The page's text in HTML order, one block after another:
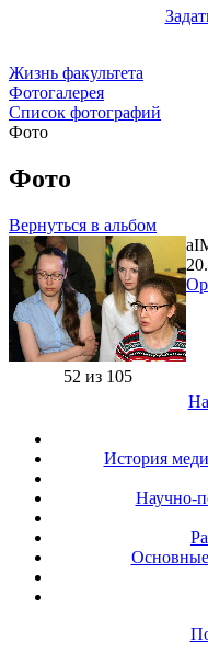
Жизнь факультета
Фотогалерея
Список фотографий
Фото
Фото
Вернуться в альбом
52 из 105
История
Научно-
Основные